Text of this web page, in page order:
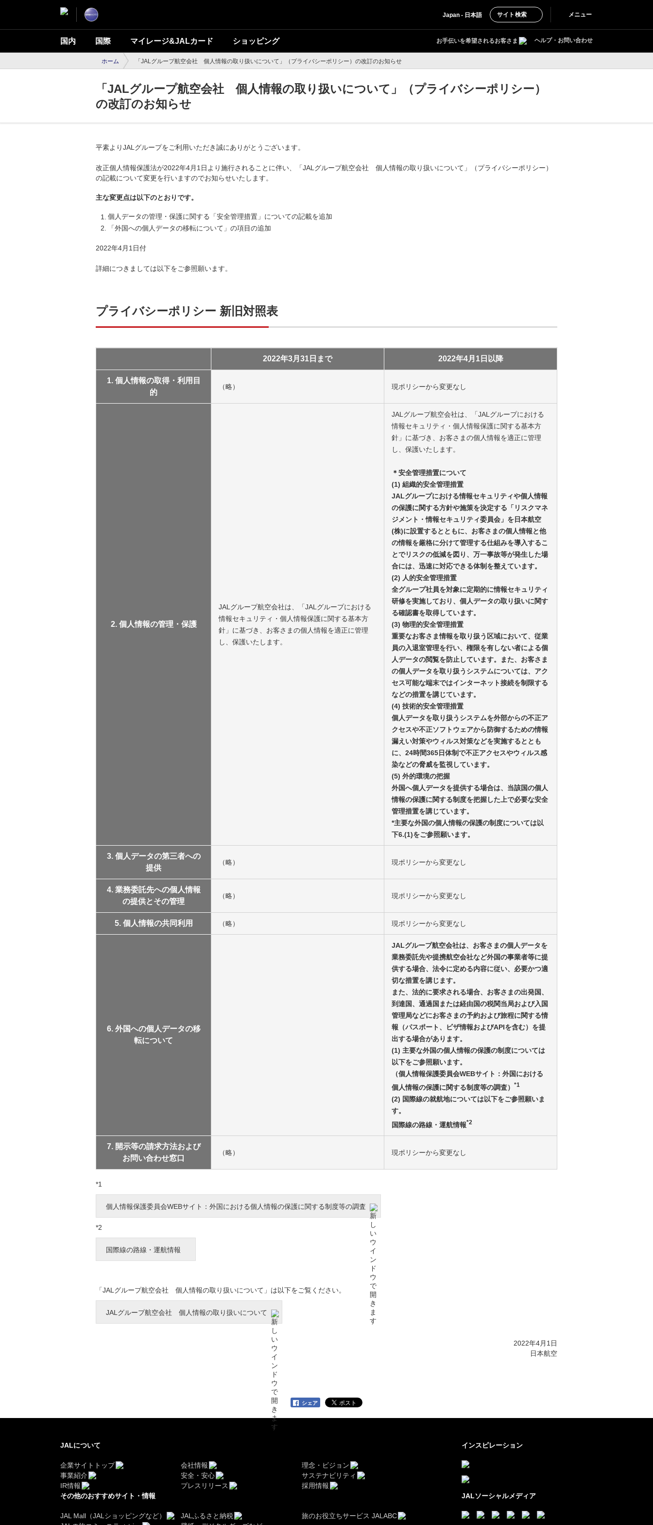
Japan - 日本語 サイト検索 メニュー
国内 国際 マイレージ&JALカード ショッピング お手伝いを希望されるお客さま ヘルプ・お問い合わせ
ホーム 「JALグループ航空会社 個人情報の取り扱いについて」（プライバシーポリシー）の改訂のお知らせ
「JALグループ航空会社 個人情報の取り扱いについて」（プライバシーポリシー）
の改訂のお知らせ
平素よりJALグループをご利用いただき誠にありがとうございます。
改正個人情報保護法が2022年4月1日より施行されることに伴い、「JALグループ航空会社 個人情報の取り扱いについて」（プライバシーポリシー）
の記載について変更を行いますのでお知らせいたします。
主な変更点は以下のとおりです。
個人データの管理・保護に関する「安全管理措置」についての記載を追加
「外国への個人データの移転について」の項目の追加
2022年4月1日付
詳細につきましては以下をご参照願います。
プライバシーポリシー 新旧対照表
2022年3月31日まで 2022年4月1日以降
1. 個人情報の取得・利用目
的
（略） 現ポリシーから変更なし
2. 個人情報の管理・保護
JALグループ航空会社は、「JALグループにおける
情報セキュリティ・個人情報保護に関する基本方
針」に基づき、お客さまの個人情報を適正に管理
し、保護いたします。
JALグループ航空会社は、「JALグループにおける
情報セキュリティ・個人情報保護に関する基本方
針」に基づき、お客さまの個人情報を適正に管理
し、保護いたします。
＊安全管理措置について
(1) 組織的安全管理措置
JALグループにおける情報セキュリティや個人情報
の保護に関する方針や施策を決定する「リスクマネ
ジメント・情報セキュリティ委員会」を日本航空
(株)に設置するとともに、お客さまの個人情報と他
の情報を厳格に分けて管理する仕組みを導入するこ
とでリスクの低減を図り、万一事故等が発生した場
合には、迅速に対応できる体制を整えています。
(2) 人的安全管理措置
全グループ社員を対象に定期的に情報セキュリティ
研修を実施しており、個人データの取り扱いに関す
る確認書を取得しています。
(3) 物理的安全管理措置
重要なお客さま情報を取り扱う区域において、従業
員の入退室管理を行い、権限を有しない者による個
人データの閲覧を防止しています。また、お客さま
の個人データを取り扱うシステムについては、アク
セス可能な端末ではインターネット接続を制限する
などの措置を講じています。
(4) 技術的安全管理措置
個人データを取り扱うシステムを外部からの不正ア
クセスや不正ソフトウェアから防御するための情報
漏えい対策やウィルス対策などを実施するととも
に、24時間365日体制で不正アクセスやウィルス感
染などの脅威を監視しています。
(5) 外的環境の把握
外国へ個人データを提供する場合は、当該国の個人
情報の保護に関する制度を把握した上で必要な安全
管理措置を講じています。
*主要な外国の個人情報の保護の制度については以
下6.(1)をご参照願います。
3. 個人データの第三者への
提供
（略） 現ポリシーから変更なし
4. 業務委託先への個人情報
の提供とその管理
（略） 現ポリシーから変更なし
5. 個人情報の共同利用 （略） 現ポリシーから変更なし
6. 外国への個人データの移
転について
JALグループ航空会社は、お客さまの個人データを
業務委託先や提携航空会社など外国の事業者等に提
供する場合、法令に定める内容に従い、必要かつ適
切な措置を講じます。
また、法的に要求される場合、お客さまの出発国、
到達国、通過国または経由国の税関当局および入国
管理局などにお客さまの予約および旅程に関する情
報（パスポート、ビザ情報およびAPIを含む）を提
出する場合があります。
(1) 主要な外国の個人情報の保護の制度については
以下をご参照願います。
（個人情報保護委員会WEBサイト：外国における
個人情報の保護に関する制度等の調査）
*1
(2) 国際線の就航地については以下をご参照願いま
す。
国際線の路線・運航情報*2
7. 開示等の請求方法および
お問い合わせ窓口
（略） 現ポリシーから変更なし
*1
個人情報保護委員会WEBサイト：外国における個人情報の保護に関する制度等の調査
*2
国際線の路線・運航情報
「JALグループ航空会社 個人情報の取り扱いについて」は以下をご覧ください。
JALグループ航空会社 個人情報の取り扱いについて
2022年4月1日
日本航空
シェア
JALについて
企業サイトトップ 会社情報
理念・ビジョン
事業紹介
安全・安心
サステナビリティ
IR情報
プレスリリース 採用情報
インスピレーション
その他のおすすめサイト・情報
JAL Mall（JALショッピングなど） JALふるさと納税
旅のお役立ちサービス JALABC
JALソーシャルメディア